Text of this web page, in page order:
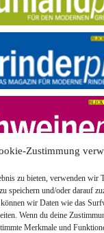
Zustimmung
zu bieten, verwenden wir
speichern und/oder darauf
wir Daten wie das
Wenn du deine
Merkmale und